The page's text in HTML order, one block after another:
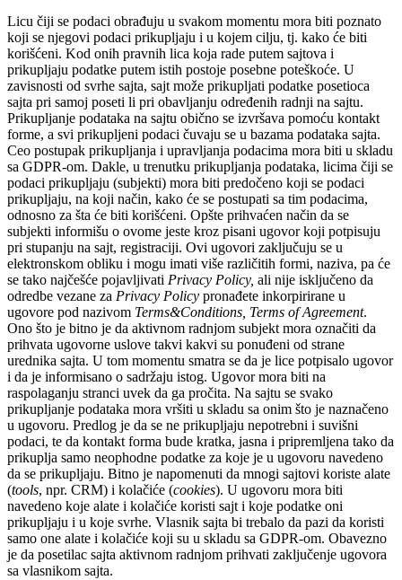
Licu čiji se podaci obrađuju u svakom momentu mora biti poznato
koji se njegovi podaci prikupljaju i u kojem cilju, tj. kako će biti
korišćeni. Kod onih pravnih lica koja rade putem sajtova i
prikupljaju podatke putem istih postoje posebne poteškoće. U
zavisnosti od svrhe sajta, sajt može prikupljati podatke posetioca
sajta pri samoj poseti li pri obavljanju određenih radnji na sajtu.
Prikupljanje podataka na sajtu obično se izvršava pomoću kontakt
forme, a svi prikupljeni podaci čuvaju se u bazama podataka sajta.
Ceo postupak prikupljanja i upravljanja podacima mora biti u skladu
sa GDPR-om. Dakle, u trenutku prikupljanja podataka, licima čiji se
podaci prikupljaju (subjekti) mora biti predočeno koji se podaci
prikupljaju, na koji način, kako će se postupati sa tim podacima,
odnosno za šta će biti korišćeni. Opšte prihvaćen način da se
subjekti informišu o ovome jeste kroz pisani ugovor koji potpisuju
pri stupanju na sajt, registraciji. Ovi ugovori zaključuju se u
elektronskom obliku i mogu imati više različitih formi, naziva, pa će
se tako najčešće pojavljivati Privacy Policy, ali nije isključeno da
odredbe vezane za Privacy Policy pronađete inkorpirirane u
ugovore pod nazivom Terms&Conditions, Terms of Agreement.
Ono što je bitno je da aktivnom radnjom subjekt mora označiti da
prihvata ugovorne uslove takvi kakvi su ponuđeni od strane
urednika sajta. U tom momentu smatra se da je lice potpisalo ugovor
i da je informisano o sadržaju istog. Ugovor mora biti na
raspolaganju stranci uvek da ga pročita. Na sajtu se svako
prikupljanje podataka mora vršiti u skladu sa onim što je naznačeno
u ugovoru. Predlog je da se ne prikupljaju nepotrebni i suvišni
podaci, te da kontakt forma bude kratka, jasna i pripremljena tako da
prikuplja samo neophodne podatke za koje je u ugovoru navedeno
da se prikupljaju. Bitno je napomenuti da mnogi sajtovi koriste alate
(tools, npr. CRM) i kolačiće (cookies). U ugovoru mora biti
navedeno koje alate i kolačiće koristi sajt i koje podatke oni
prikupljaju i u koje svrhe. Vlasnik sajta bi trebalo da pazi da koristi
samo one alate i kolačiće koji su u skladu sa GDPR-om. Obavezno
je da posetilac sajta aktivnom radnjom prihvati zaključenje ugovora
sa vlasnikom sajta.